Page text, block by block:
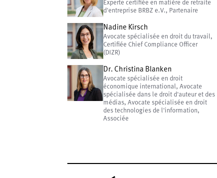
Experte certifiée en matière de retraite
d'entreprise BRBZ e.V., Partenaire
Nadine Kirsch
Avocate spécialisée en droit du travail,
Certifiée Chief Compliance Officer
(DIZR)
Dr. Christina Blanken
Avocate spécialisée en droit
économique international, Avocate
spécialisée dans le droit d'auteur et des
médias, Avocate spécialisée en droit
des technologies de l'information,
Associée